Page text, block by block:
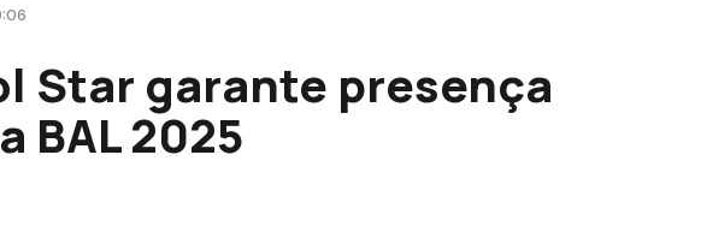
Star garante presença
BAL 2025